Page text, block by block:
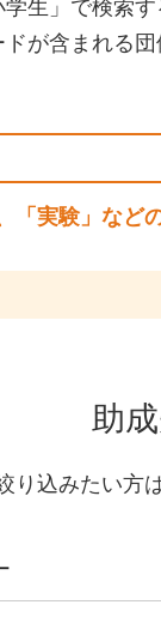
生」で検索
が含まれる
「実験」など
助
り込みたい方